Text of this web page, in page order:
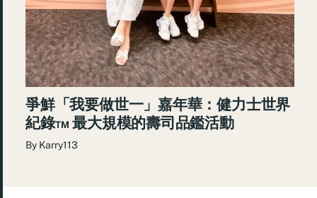
爭鮮「我要做世一」嘉年華：健力士世界
紀錄™ 最大規模的壽司品鑑活動
By Karry113